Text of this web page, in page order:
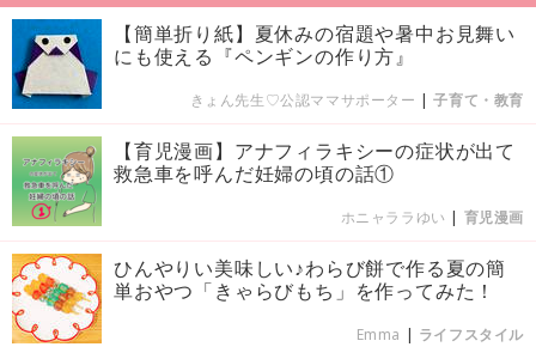
【簡単折り紙】夏休みの宿題や暑中お見舞い
にも使える『ペンギンの作り方』
きょん先生♡公認ママサポーター |子育て・教育
【育児漫画】アナフィラキシーの症状が出て
救急車を呼んだ妊婦の頃の話①
ホニャララゆい | 育児漫画
ひんやりい美味しい♪わらび餅で作る夏の簡
単おやつ「きゃらびもち」を作ってみた！
Emma | ライフスタイル